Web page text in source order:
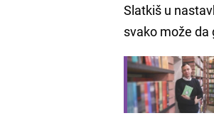
Slatkiš u
svako može da